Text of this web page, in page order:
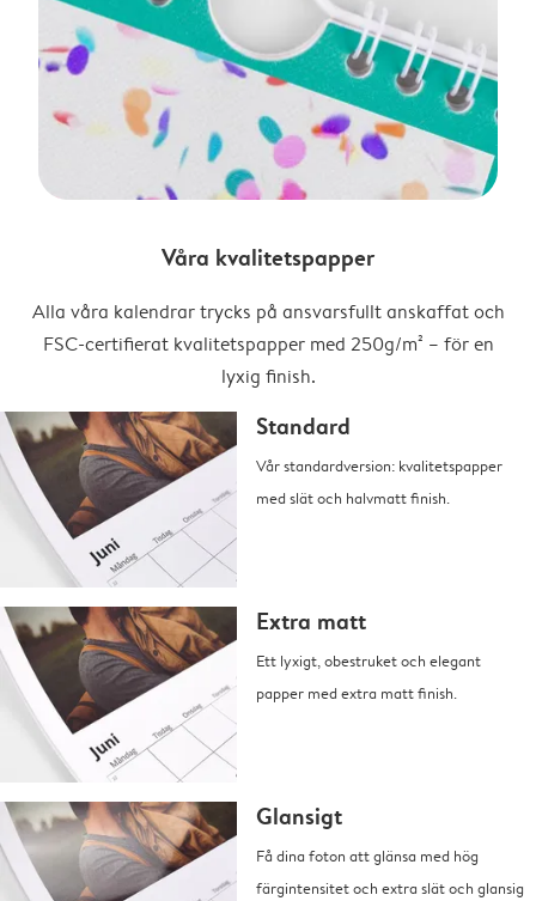
Våra kvalitetspapper
Alla våra kalendrar trycks på ansvarsfullt anskaffat och
FSC-certifierat kvalitetspapper med 250g/m² – för en
lyxig finish.
Standard
Vår standardversion: kvalitetspapper
med slät och halvmatt finish.
Extra matt
Ett lyxigt, obestruket och elegant
papper med extra matt finish.
Glansigt
Få dina foton att glänsa med hög
färgintensitet och extra slät och glansig